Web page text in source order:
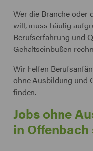
Wer die Branche oder
will, muss häufig
Berufserfahrung und
Gehaltseinbußen
Wir helfen
ohne Ausbildung und
finden.
Jobs ohne
in